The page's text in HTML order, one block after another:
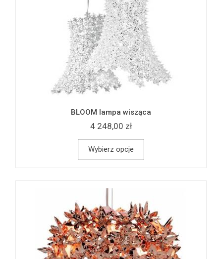
BLOOM lampa wisząca
4 248,00 zł
Wybierz opcje